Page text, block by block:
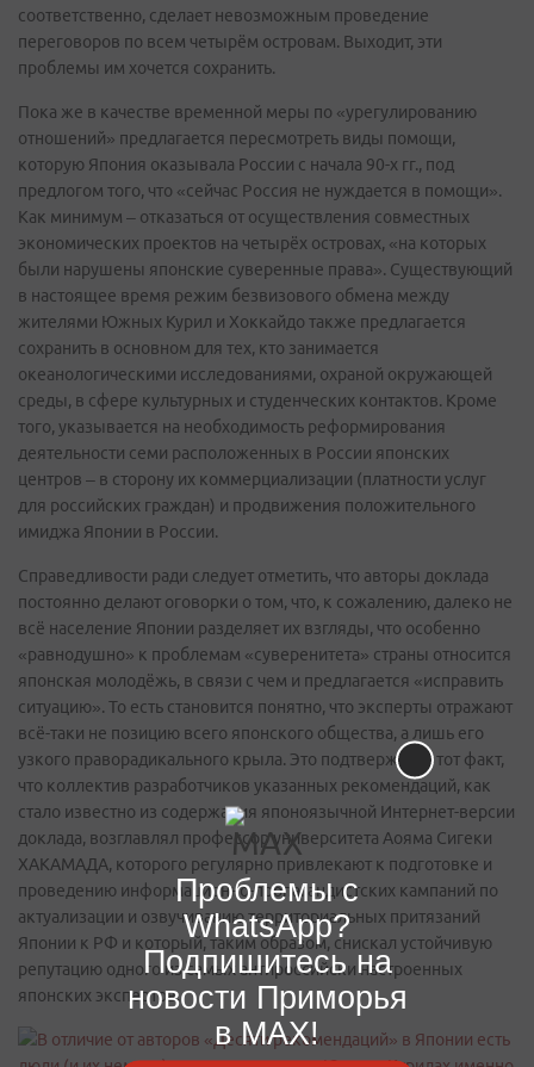
соответственно, сделает невозможным проведение
переговоров по всем четырём островам. Выходит, эти
проблемы им хочется сохранить.
Пока же в качестве временной меры по «урегулированию
отношений» предлагается пересмотреть виды помощи,
которую Япония оказывала России с начала 90-х гг., под
предлогом того, что «сейчас Россия не нуждается в помощи».
Как минимум – отказаться от осуществления совместных
экономических проектов на четырёх островах, «на которых
были нарушены японские суверенные права». Существующий
в настоящее время режим безвизового обмена между
жителями Южных Курил и Хоккайдо также предлагается
сохранить в основном для тех, кто занимается
океанологическими исследованиями, охраной окружающей
среды, в сфере культурных и студенческих контактов. Кроме
того, указывается на необходимость реформирования
деятельности семи расположенных в России японских
центров – в сторону их коммерциализации (платности услуг
для российских граждан) и продвижения положительного
имиджа Японии в России.
Справедливости ради следует отметить, что авторы доклада
постоянно делают оговорки о том, что, к сожалению, далеко не
всё население Японии разделяет их взгляды, что особенно
«равнодушно» к проблемам «суверенитета» страны относится
японская молодёжь, в связи с чем и предлагается «исправить
ситуацию». То есть становится понятно, что эксперты отражают
всё-таки не позицию всего японского общества, а лишь его
узкого праворадикального крыла. Это подтверждает тот факт,
что коллектив разработчиков указанных рекомендаций, как
стало известно из содержания японоязычной Интернет-версии
доклада, возглавлял профессор университета Аояма Сигеки
ХАКАМАДА, которого регулярно привлекают к подготовке и
проведению информационно-пропагандистских кампаний по
актуализации и озвучиванию территориальных притязаний
Японии к РФ и который, таким образом, снискал устойчивую
репутацию одного из самых антироссийски настроенных
японских экспертов.
Проблемы с
WhatsApp?
Подпишитесь на
новости Приморья
в MAX!